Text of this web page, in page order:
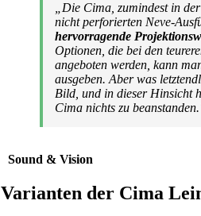
„Die Cima, zumindest in
nicht perforierten Neve-
hervorragende
Optionen, die bei den
angeboten werden, kann
ausgeben. Aber was
Bild, und in dieser Hinsicht
Cima nichts zu
Sound & Vision
Varianten der Cima